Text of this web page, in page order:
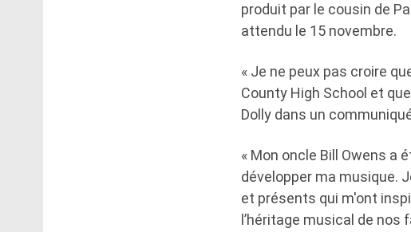
produit par le cousin de
attendu le 15 novembre.
« Je ne peux pas croire
County High School et
Dolly dans un
« Mon oncle Bill Owens a
développer ma musique.
et présents qui m'ont
l’héritage musical de